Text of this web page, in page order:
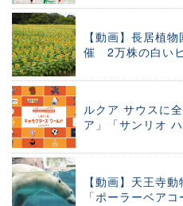
【動画】長居植
催 2万株の白い
ルクア サウスに
ア」「サンリオ
【動画】天王寺
「ポーラーベア